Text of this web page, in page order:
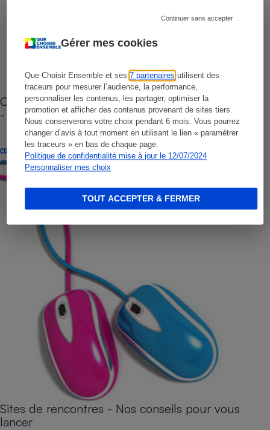
Gérer mes cookies
Que Choisir Ensemble et ses7 partenaires utilisent des
traceurs pour mesurer l’audience, la performance,
personnaliser les contenus, les partager, optimiser la
promotion et afficher des contenus provenant de sites tiers.
Nous conserverons votre choix pendant 6 mois. Vous pourrez
changer d’avis à tout moment en utilisant le lien « paramétrer
les traceurs » en bas de chaque page.
Politique de confidentialité mise à jour le 12/07/2024
Personnaliser mes choix
Continuer sans accepter
TOUT ACCEPTER & FERMER
Cafetière à capsules zéro déchet CoffeeB (vidéo)
- Premières impressions
CONSEILS
Sites de rencontres - Nos conseils pour vous
lancer